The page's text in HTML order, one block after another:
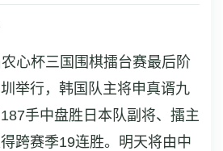
心杯三国围棋擂台赛最后阶
举行，韩国队主将申真谞九
手中盘胜日本队副将、擂主
跨赛季19连胜。明天将由中